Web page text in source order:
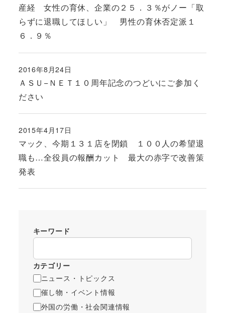
産経 女性の育休、企業の２５．３％がノー「取
らずに退職してほしい」 男性の育休否定派１
６．９％
ＡＳＵ−ＮＥＴ１０周年記念のつどいにご参加く
ださい
投稿日
2016年8月24日
マック、今期１３１店を閉鎖 １００人の希望退
職も…全役員の報酬カット 最大の赤字で改善策
発表
投稿日
2015年4月17日
キーワード
カテゴリー
ニュース・トピックス
催し物・イベント情報
外国の労働・社会関連情報